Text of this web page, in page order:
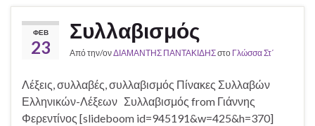
ΦΕΒ
23
Συλλαβισμός
Από την/ονΔΙΑΜΑΝΤΗΣ ΠΑΝΤΑΚΙΔΗΣστο Γλώσσα Στ΄
Λέξεις, συλλαβές, συλλαβισμός Πίνακες Συλλαβών
Ελληνικών-Λέξεων Συλλαβισμός from Γιάννης
Φερεντίνος [slideboom id=945191&w=425&h=370]